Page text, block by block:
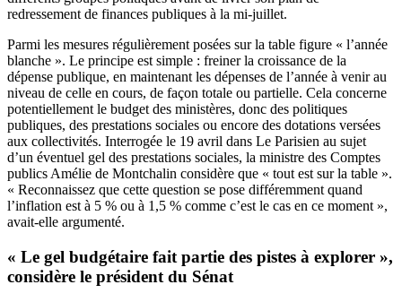
redressement de finances publiques à la mi-juillet.
Parmi les mesures régulièrement posées sur la table figure « l’année
blanche ». Le principe est simple : freiner la croissance de la
dépense publique, en maintenant les dépenses de l’année à venir au
niveau de celle en cours, de façon totale ou partielle. Cela concerne
potentiellement le budget des ministères, donc des politiques
publiques, des prestations sociales ou encore des dotations versées
aux collectivités. Interrogée le 19 avril dans Le Parisien au sujet
d’un éventuel gel des prestations sociales, la ministre des Comptes
publics Amélie de Montchalin considère que « tout est sur la table ».
« Reconnaissez que cette question se pose différemment quand
l’inflation est à 5 % ou à 1,5 % comme c’est le cas en ce moment »,
avait-elle argumenté.
« Le gel budgétaire fait partie des pistes à explorer »,
considère le président du Sénat